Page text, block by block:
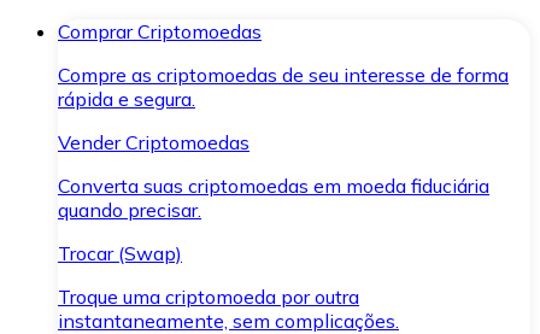
Comprar Criptomoedas
Compre as criptomoedas de seu interesse de forma
rápida e segura.
Vender Criptomoedas
Converta suas criptomoedas em moeda fiduciária
quando precisar.
Trocar (Swap)
Troque uma criptomoeda por outra
instantaneamente, sem complicações.